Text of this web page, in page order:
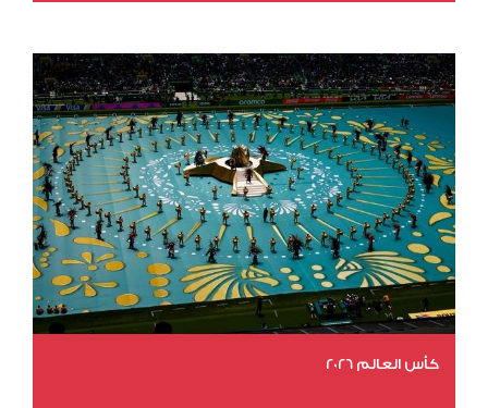
كأس العالم 2026